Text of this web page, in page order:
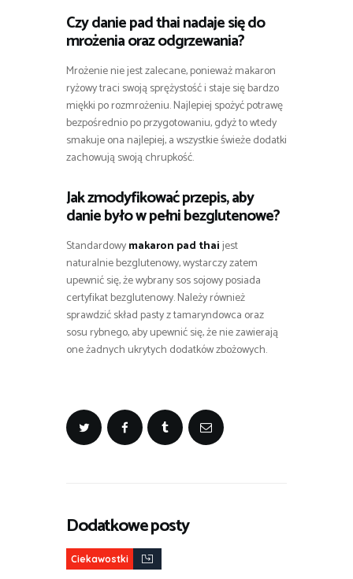
Czy danie pad thai nadaje się do
mrożenia oraz odgrzewania?
Mrożenie nie jest zalecane, ponieważ makaron
ryżowy traci swoją sprężystość i staje się bardzo
miękki po rozmrożeniu. Najlepiej spożyć potrawę
bezpośrednio po przygotowaniu, gdyż to wtedy
smakuje ona najlepiej, a wszystkie świeże dodatki
zachowują swoją chrupkość.
Jak zmodyfikować przepis, aby
danie było w pełni bezglutenowe?
Standardowymakaron pad thaijest
naturalnie bezglutenowy, wystarczy zatem
upewnić się, że wybrany sos sojowy posiada
certyfikat bezglutenowy. Należy również
sprawdzić skład pasty z tamaryndowca oraz
sosu rybnego, aby upewnić się, że nie zawierają
one żadnych ukrytych dodatków zbożowych.
Dodatkowe posty
Ciekawostki